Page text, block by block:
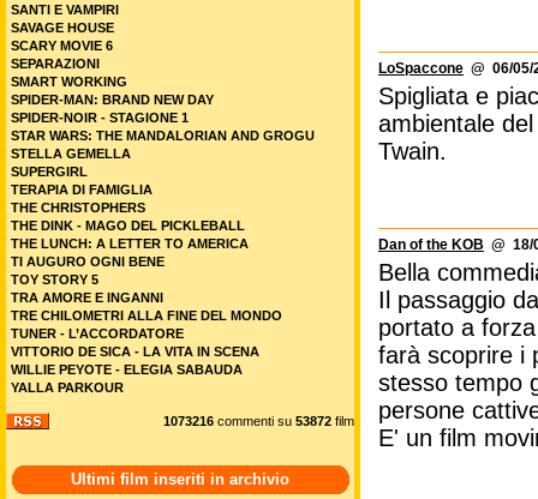
LoSpaccone @ 06/05/
Spigliata e
ambientale
Twain.
Dan of the KOB @ 18/
Bella
Il passaggio
portato a
farà scoprire i
stesso tempo
persone
E' un film
SANTI E VAMPIRI
SAVAGE HOUSE
SCARY MOVIE 6
SEPARAZIONI
SMART WORKING
SPIDER-MAN: BRAND NEW DAY
SPIDER-NOIR - STAGIONE 1
STAR WARS: THE MANDALORIAN AND GROGU
STELLA GEMELLA
SUPERGIRL
TERAPIA DI FAMIGLIA
THE CHRISTOPHERS
THE DINK - MAGO DEL PICKLEBALL
THE LUNCH: A LETTER TO AMERICA
TI AUGURO OGNI BENE
TOY STORY 5
TRA AMORE E INGANNI
TRE CHILOMETRI ALLA FINE DEL MONDO
TUNER - L’ACCORDATORE
VITTORIO DE SICA - LA VITA IN SCENA
WILLIE PEYOTE - ELEGIA SABAUDA
YALLA PARKOUR
1073216 commenti su 53872 film
Ultimi film inseriti in archivio